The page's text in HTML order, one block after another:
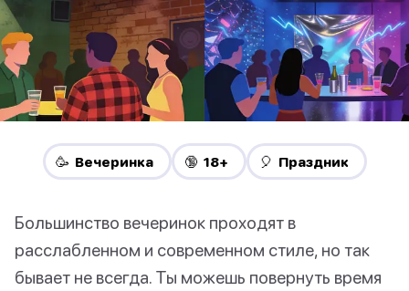
🥳 Вечеринка 🔞 18+ 🎈 Праздник
Большинство вечеринок проходят в
расслабленном и современном стиле, но так
бывает не всегда. Ты можешь повернуть время